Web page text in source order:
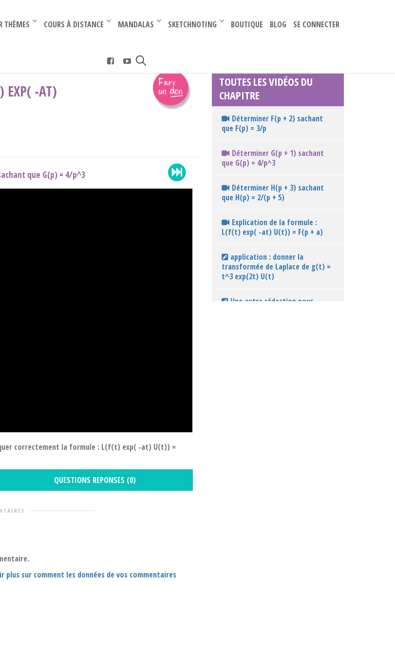
THÈMES COURS À DISTANCE – MANDALAS – SKETCHNOTING – BOUTIQUE BLOG SE CONNECTER
EXP( -AT)
que G(p) = 4/p^3
correctement la formule : L(f(t) exp( -at) U(t)) =
QUESTIONS REPONSES (0)
plus sur comment les données de vos commentaires
TOUTES LES VIDÉOS DU
CHAPITRE
Déterminer F(p + 2) sachant
que F(p) = 3/p
Déterminer G(p + 1) sachant
que G(p) = 4/p^3
Déterminer H(p + 3) sachant
que H(p) = 2/(p + 5)
Explication de la formule :
L(f(t) exp( -at) U(t)) = F(p + a)
application : donner la
transformée de Laplace de g(t) =
t^3 exp(2t) U(t)
Une autre rédaction pour